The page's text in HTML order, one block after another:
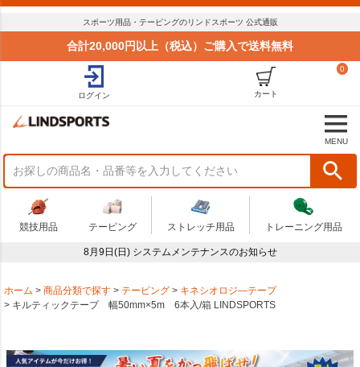
スポーツ用品・テーピングのリンドスポーツ 公式通販
合計20,000円以上（税込）ご購入で送料無料
ログイン
0
カート
MENU
競技用品 テーピング ストレッチ用品 トレーニング用品
8月9日(日) システムメンテナンスのお知らせ
ホーム 商品分類で探す テーピング
キネシオロジ―テープ
キルティックテープ 幅50mm×5m 6本入/箱 LINDSPORTS